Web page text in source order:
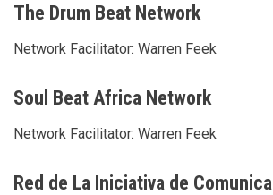
The Drum Beat Network
Network Facilitator: Warren Feek
Soul Beat Africa Network
Network Facilitator: Warren Feek
Red de La Iniciativa de